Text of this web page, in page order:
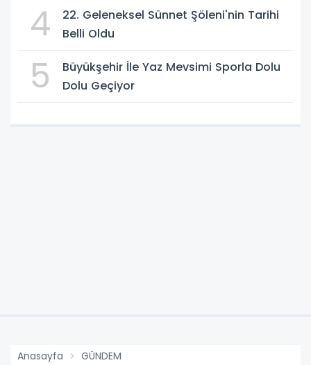
4
22. Geleneksel Sünnet Şöleni'nin Tarihi
Belli Oldu
5
Büyükşehir İle Yaz Mevsimi Sporla Dolu
Dolu Geçiyor
Anasayfa GÜNDEM